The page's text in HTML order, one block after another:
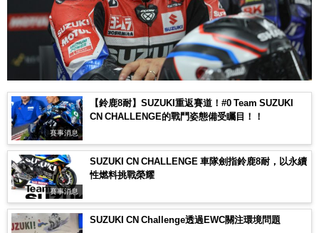
賽事消息
【鈴鹿8耐】SUZUKI重返賽道！#0 Team SUZUKI
CN CHALLENGE的戰鬥姿態備受矚目！！
賽事消息
SUZUKI CN CHALLENGE 車隊劍指鈴鹿8耐，以永續
性燃料挑戰榮耀
SUZUKI CN Challenge透過EWC關注環境問題